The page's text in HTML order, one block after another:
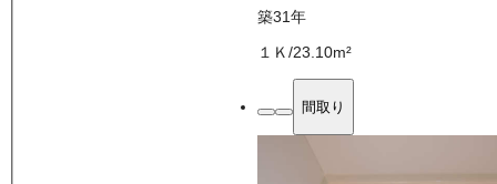
築31年
１Ｋ/23.10m²
間取り